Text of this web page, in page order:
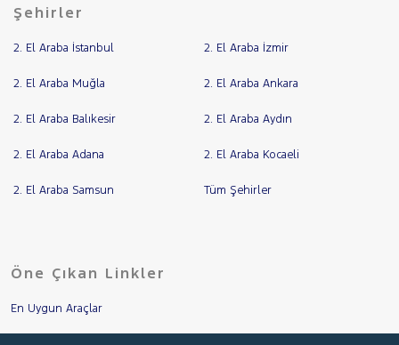
Şehirler
2. El Araba İstanbul 2. El Araba İzmir
2. El Araba Muğla 2. El Araba Ankara
2. El Araba Balıkesir 2. El Araba Aydın
2. El Araba Adana 2. El Araba Kocaeli
2. El Araba Samsun Tüm Şehirler
Öne Çıkan Linkler
En Uygun Araçlar